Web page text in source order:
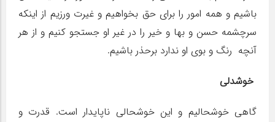
باشیم و همه امور را برای حق بخواهیم و غیرت ورزیم از اینکه
سرچشمه حسن و بها و خیر را در غیر او جستجو کنیم و از هر
آنچه رنگ و بوی او ندارد برحذر باشیم.
خوشدلی
گاهی خوشحالیم و این خوشحالی ناپایدار است. قدرت و